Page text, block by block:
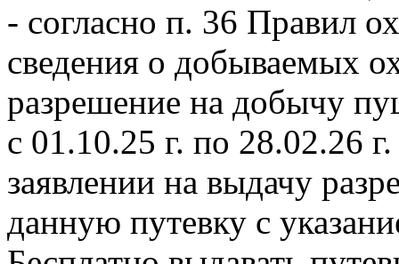
- согласно п. 36 Правил
сведения о добываемых
разрешение на добычу
с 01.10.25 г. по 28.02.26
заявлении на выдачу
данную путевку с